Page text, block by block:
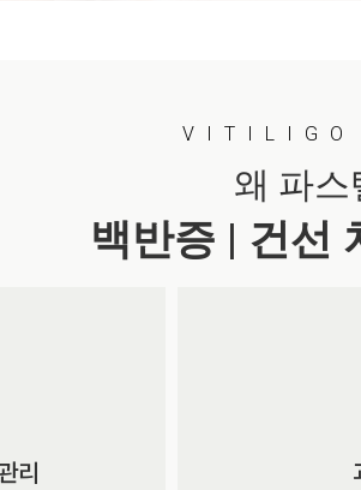
VITILIGO
왜 파
백반증 | 건선
리